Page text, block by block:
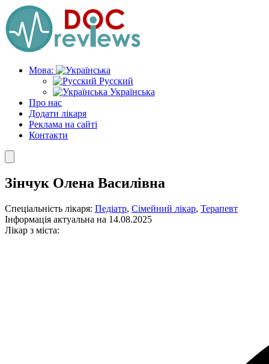
Skip
to
the
content
Мова:
Русский
Українська
Про нас
Додати лікаря
Реклама на сайті
Контакти
Зінчук Олена Василівна
Спеціальність лікаря: Педіатр, Сімейний лікар, Терапевт
Інформація актуальна на 14.08.2025
Лікар з міста: